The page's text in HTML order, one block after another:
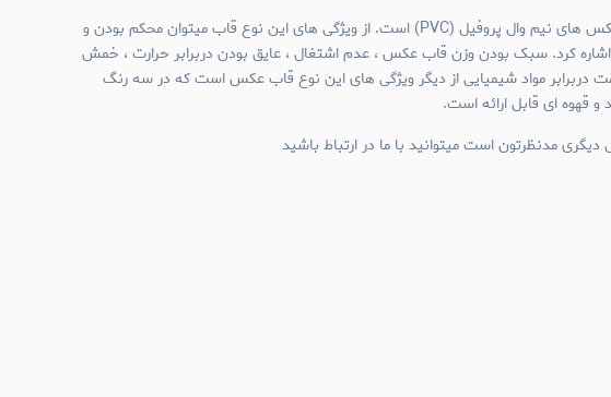
جنس قاب عکس های نیم وال پروفیل (PVC) است. از ویژگی های این نوع قاب میتوان محکم بودن و
کرد. سبک بودن وزن قاب عکس ، عدم اشتغال ، عایق بودن دربرابر حرارت ، خمش
دربرابر مواد شیمیایی از دیگر ویژگی های این نوع قاب عکس است که در سه رنگ
قهوه ای قابل ارائه است.
دیگری مدنظرتون است میتوانید با ما در ارتباط باشید